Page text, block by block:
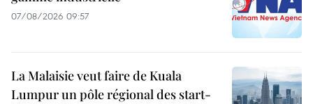
07/08/2026 09:57
La Malaisie veut faire de Kuala
Lumpur un pôle régional des start-